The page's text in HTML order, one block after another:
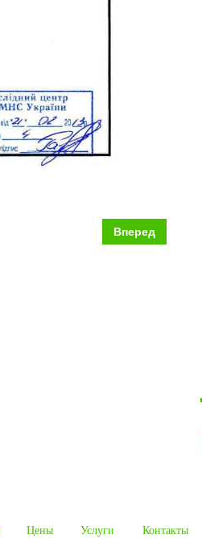
Вперед
Цены Услуги Контакты